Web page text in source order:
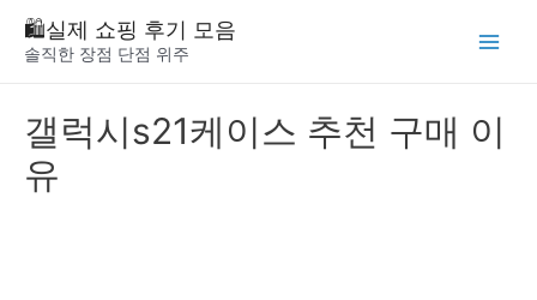
🛍️실제 쇼핑 후기 모음
솔직한 장점 단점 위주
갤럭시s21케이스 추천 구매 이
유